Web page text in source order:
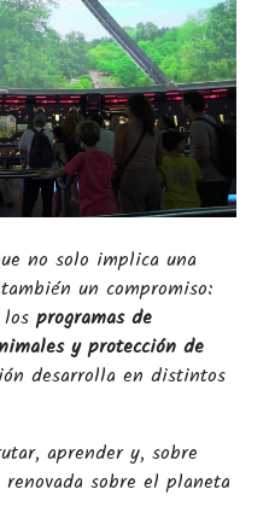
no solo implica una
un compromiso:
losprogramas de
y protección de
desarrolla en distintos
aprender y, sobre
sobre el planeta